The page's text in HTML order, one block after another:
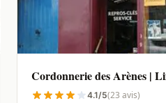
Cordonnerie des Arènes |
4.1/5(23 avis)